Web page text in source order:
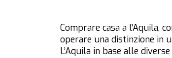
Comprare casa a l’Aquila,
operare una distinzione in
L’Aquila in base alle diverse